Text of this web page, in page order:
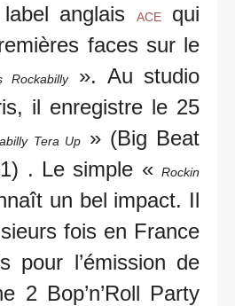
anglais
ACE
qui
faces sur le
Rockabilly». Au studio
il enregistre le 25
Tera Up
» (Big Beat
. Le simple « Rockin
un bel impact. Il
fois en France
pour l’émission de
2 Bop’n’Roll Party